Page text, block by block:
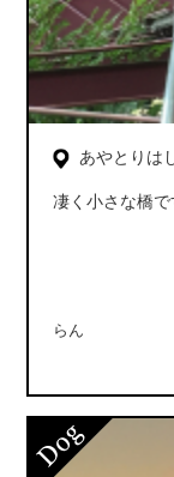
あやとりは
凄く小さな橋で
らん